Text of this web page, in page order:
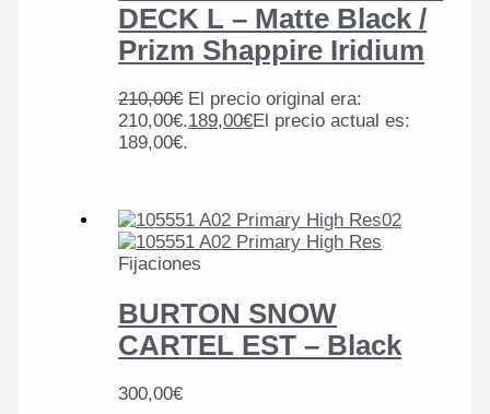
DECK L – Matte Black /
Prizm Shappire Iridium
210,00€ El precio original era:
210,00€.189,00€El precio actual es:
189,00€.
Fijaciones
BURTON SNOW
CARTEL EST – Black
300,00€